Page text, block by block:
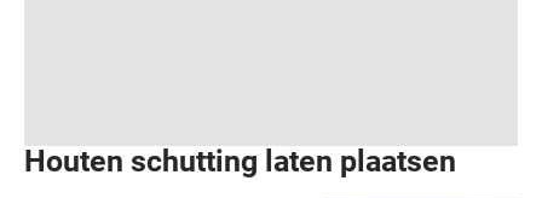
Houten schutting laten plaatsen